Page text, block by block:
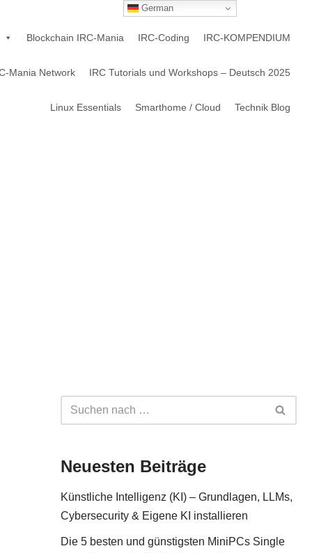
Blockchain IRC-Mania IRC-Coding IRC-KOMPENDIUM
Mania Network IRC Tutorials und Workshops – Deutsch 2025
Linux Essentials Smarthome / Cloud Technik Blog
Neuesten Beiträge
Künstliche Intelligenz (KI) – Grundlagen, LLMs,
Cybersecurity & Eigene KI installieren
Die 5 besten und günstigsten MiniPCs Single
German